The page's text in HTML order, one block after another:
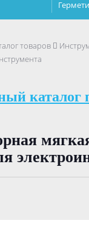
товаров
каталог